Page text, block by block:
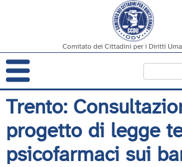
Salta
contenuto
principale
Comitato dei Cittadini per i Diritti
Navigazione
principale
Trento:
progetto di legge
psicofarmaci sui